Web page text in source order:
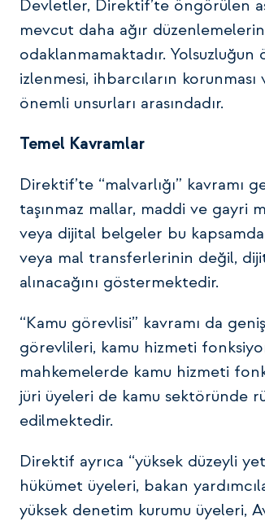
Devletler, Direktif’te öngörülen
mevcut daha ağır
odaklanmamaktadır.
izlenmesi, ihbarcıların
önemli unsurları arasındadır.
Temel Kavramlar
Direktif’te “malvarlığı” kavramı
taşınmaz mallar, maddi ve gayri
veya dijital belgeler bu
veya mal transferlerinin değil,
alınacağını göstermektedir.
“Kamu görevlisi” kavramı da
görevlileri, kamu hizmeti
mahkemelerde kamu hizmeti
jüri üyeleri de kamu sektöründe
edilmektedir.
Direktif ayrıca “yüksek düzeyli
hükümet üyeleri, bakan
yüksek denetim kurumu üyeleri,